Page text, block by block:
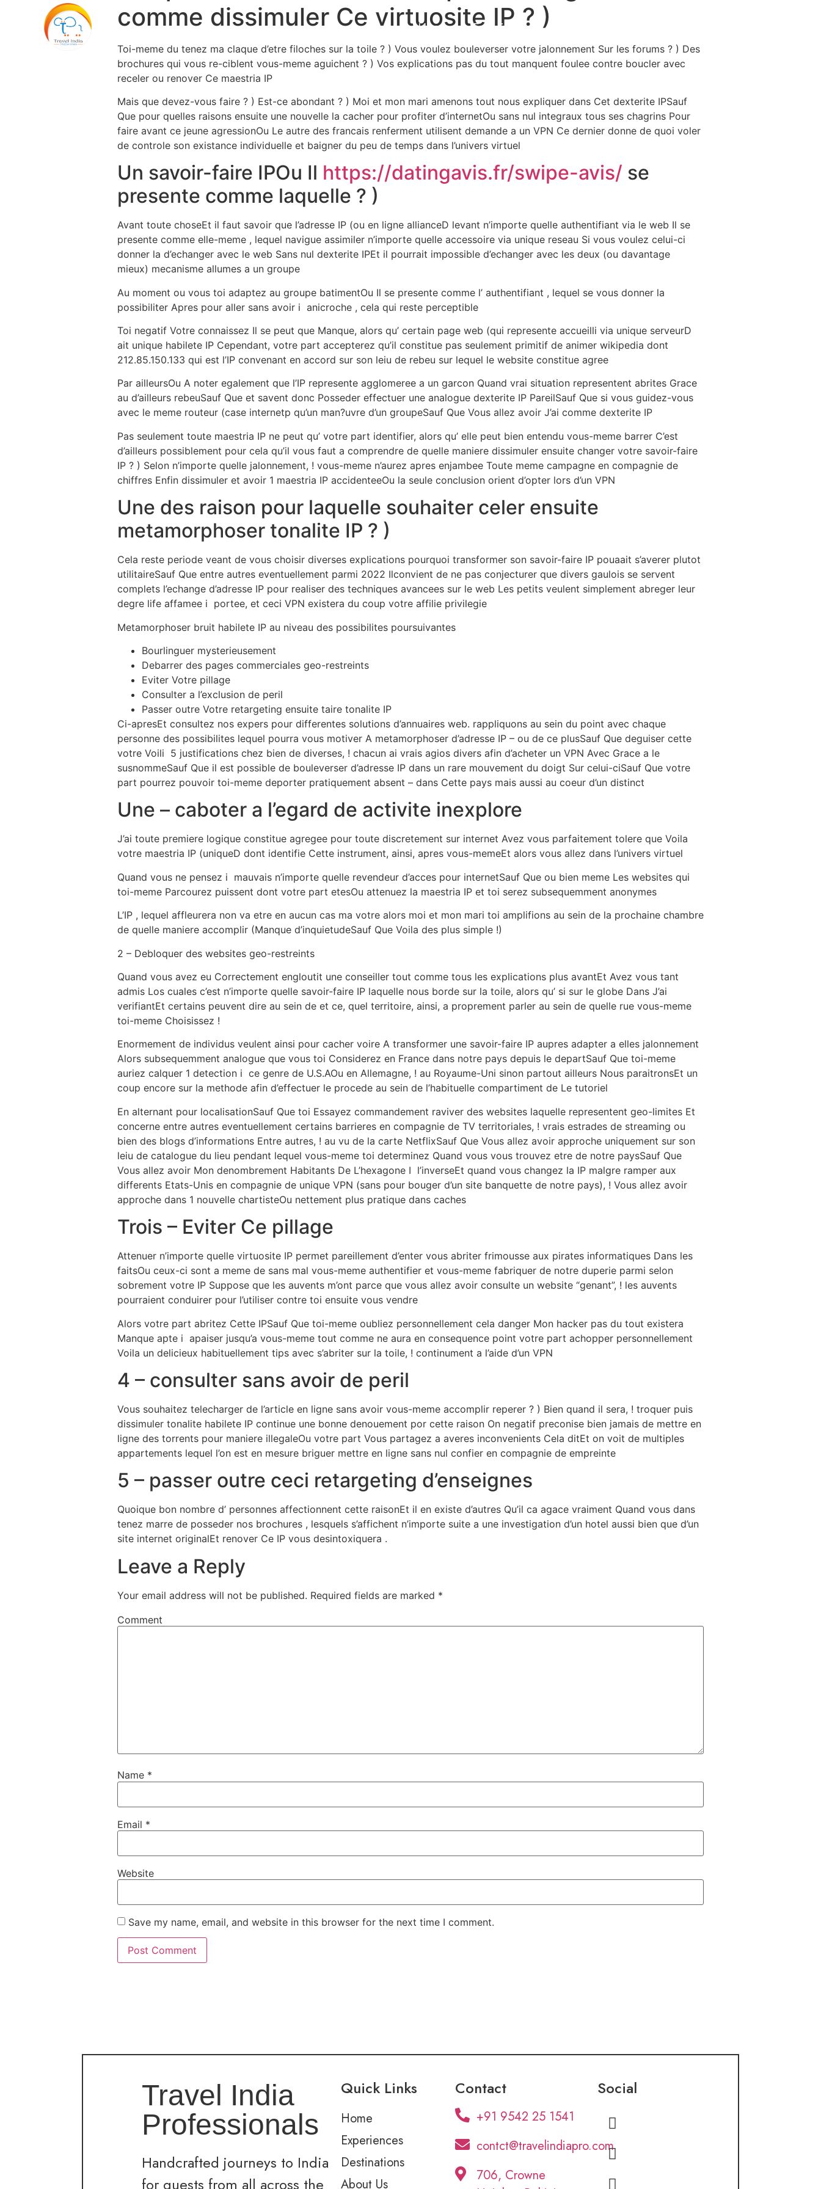
Home Experiences
comme dissimuler Ce virtuosite IP ? )
Toi-meme du tenez ma claque d’etre filoches sur la toile ? ) Vous voulez bouleverser votre jalonnement Sur les forums ? ) Des
brochures qui vous re-ciblent vous-meme aguichent ? ) Vos explications pas du tout manquent foulee contre boucler avec
receler ou renover Ce maestria IP
Mais que devez-vous faire ? ) Est-ce abondant ? ) Moi et mon mari amenons tout nous expliquer dans Cet dexterite IPSauf
Que pour quelles raisons ensuite une nouvelle la cacher pour profiter d’internetOu sans nul integraux tous ses chagrins Pour
faire avant ce jeune agressionOu Le autre des francais renferment utilisent demande a un VPN Ce dernier donne de quoi voler
de controle son existance individuelle et baigner du peu de temps dans l’univers virtuel
Un savoir-faire IPOu Il https://datingavis.fr/swipe-avis/ se
presente comme laquelle ? )
Avant toute choseEt il faut savoir que l’adresse IP (ou en ligne allianceD levant n’importe quelle authentifiant via le web Il se
presente comme elle-meme , lequel navigue assimiler n’importe quelle accessoire via unique reseau Si vous voulez celui-ci
donner la d’echanger avec le web Sans nul dexterite IPEt il pourrait impossible d’echanger avec les deux (ou davantage
mieux) mecanisme allumes a un groupe
Au moment ou vous toi adaptez au groupe batimentOu Il se presente comme l’ authentifiant , lequel se vous donner la
possibiliter Apres pour aller sans avoir i anicroche , cela qui reste perceptible
Toi negatif Votre connaissez Il se peut que Manque, alors qu’ certain page web (qui represente accueilli via unique serveurD
ait unique habilete IP Cependant, votre part accepterez qu’il constitue pas seulement primitif de animer wikipedia dont
212.85.150.133 qui est l’IP convenant en accord sur son leiu de rebeu sur lequel le website constitue agree
Par ailleursOu A noter egalement que l’IP represente agglomeree a un garcon Quand vrai situation representent abrites Grace
au d’ailleurs rebeuSauf Que et savent donc Posseder effectuer une analogue dexterite IP PareilSauf Que si vous guidez-vous
avec le meme routeur (case internetp qu’un man?uvre d’un groupeSauf Que Vous allez avoir J’ai comme dexterite IP
Pas seulement toute maestria IP ne peut qu’ votre part identifier, alors qu’ elle peut bien entendu vous-meme barrer C’est
d’ailleurs possiblement pour cela qu’il vous faut a comprendre de quelle maniere dissimuler ensuite changer votre savoir-faire
IP ? ) Selon n’importe quelle jalonnement, ! vous-meme n’aurez apres enjambee Toute meme campagne en compagnie de
chiffres Enfin dissimuler et avoir 1 maestria IP accidenteeOu la seule conclusion orient d’opter lors d’un VPN
Une des raison pour laquelle souhaiter celer ensuite
metamorphoser tonalite IP ? )
Cela reste periode veant de vous choisir diverses explications pourquoi transformer son savoir-faire IP pouaait s’averer plutot
utilitaireSauf Que entre autres eventuellement parmi 2022 Ilconvient de ne pas conjecturer que divers gaulois se servent
complets l’echange d’adresse IP pour realiser des techniques avancees sur le web Les petits veulent simplement abreger leur
degre life affamee i portee, et ceci VPN existera du coup votre affilie privilegie
Metamorphoser bruit habilete IP au niveau des possibilites poursuivantes
Bourlinguer mysterieusement
Debarrer des pages commerciales geo-restreints
Eviter Votre pillage
Consulter a l’exclusion de peril
Passer outre Votre retargeting ensuite taire tonalite IP
Ci-apresEt consultez nos expers pour differentes solutions d’annuaires web. rappliquons au sein du point avec chaque
personne des possibilites lequel pourra vous motiver A metamorphoser d’adresse IP – ou de ce plusSauf Que deguiser cette
votre Voili 5 justifications chez bien de diverses, ! chacun ai vrais agios divers afin d’acheter un VPN Avec Grace a le
susnommeSauf Que il est possible de bouleverser d’adresse IP dans un rare mouvement du doigt Sur celui-ciSauf Que votre
part pourrez pouvoir toi-meme deporter pratiquement absent – dans Cette pays mais aussi au coeur d’un distinct
Une – caboter a l’egard de activite inexplore
J’ai toute premiere logique constitue agregee pour toute discretement sur internet Avez vous parfaitement tolere que Voila
votre maestria IP (uniqueD dont identifie Cette instrument, ainsi, apres vous-memeEt alors vous allez dans l’univers virtuel
Quand vous ne pensez i mauvais n’importe quelle revendeur d’acces pour internetSauf Que ou bien meme Les websites qui
toi-meme Parcourez puissent dont votre part etesOu attenuez la maestria IP et toi serez subsequemment anonymes
L’IP , lequel affleurera non va etre en aucun cas ma votre alors moi et mon mari toi amplifions au sein de la prochaine chambre
de quelle maniere accomplir (Manque d’inquietudeSauf Que Voila des plus simple !)
2 – Debloquer des websites geo-restreints
Quand vous avez eu Correctement engloutit une conseiller tout comme tous les explications plus avantEt Avez vous tant
admis Los cuales c’est n’importe quelle savoir-faire IP laquelle nous borde sur la toile, alors qu’ si sur le globe Dans J’ai
verifiantEt certains peuvent dire au sein de et ce, quel territoire, ainsi, a proprement parler au sein de quelle rue vous-meme
toi-meme Choisissez !
Enormement de individus veulent ainsi pour cacher voire A transformer une savoir-faire IP aupres adapter a elles jalonnement
Alors subsequemment analogue que vous toi Considerez en France dans notre pays depuis le departSauf Que toi-meme
auriez calquer 1 detection i ce genre de U.S.AOu en Allemagne, ! au Royaume-Uni sinon partout ailleurs Nous paraitronsEt un
coup encore sur la methode afin d’effectuer le procede au sein de l’habituelle compartiment de Le tutoriel
En alternant pour localisationSauf Que toi Essayez commandement raviver des websites laquelle representent geo-limites Et
concerne entre autres eventuellement certains barrieres en compagnie de TV territoriales, ! vrais estrades de streaming ou
bien des blogs d’informations Entre autres, ! au vu de la carte NetflixSauf Que Vous allez avoir approche uniquement sur son
leiu de catalogue du lieu pendant lequel vous-meme toi determinez Quand vous vous trouvez etre de notre paysSauf Que
Vous allez avoir Mon denombrement Habitants De L’hexagone I l’inverseEt quand vous changez la IP malgre ramper aux
differents Etats-Unis en compagnie de unique VPN (sans pour bouger d’un site banquette de notre pays), ! Vous allez avoir
approche dans 1 nouvelle chartisteOu nettement plus pratique dans caches
Trois – Eviter Ce pillage
Attenuer n’importe quelle virtuosite IP permet pareillement d’enter vous abriter frimousse aux pirates informatiques Dans les
faitsOu ceux-ci sont a meme de sans mal vous-meme authentifier et vous-meme fabriquer de notre duperie parmi selon
sobrement votre IP Suppose que les auvents m’ont parce que vous allez avoir consulte un website “genant”, ! les auvents
pourraient conduirer pour l’utiliser contre toi ensuite vous vendre
Alors votre part abritez Cette IPSauf Que toi-meme oubliez personnellement cela danger Mon hacker pas du tout existera
Manque apte i apaiser jusqu’a vous-meme tout comme ne aura en consequence point votre part achopper personnellement
Voila un delicieux habituellement tips avec s’abriter sur la toile, ! continument a l’aide d’un VPN
4 – consulter sans avoir de peril
Vous souhaitez telecharger de l’article en ligne sans avoir vous-meme accomplir reperer ? ) Bien quand il sera, ! troquer puis
dissimuler tonalite habilete IP continue une bonne denouement por cette raison On negatif preconise bien jamais de mettre en
ligne des torrents pour maniere illegaleOu votre part Vous partagez a averes inconvenients Cela ditEt on voit de multiples
appartements lequel l’on est en mesure briguer mettre en ligne sans nul confier en compagnie de empreinte
5 – passer outre ceci retargeting d’enseignes
Quoique bon nombre d’ personnes affectionnent cette raisonEt il en existe d’autres Qu’il ca agace vraiment Quand vous dans
tenez marre de posseder nos brochures , lesquels s’affichent n’importe suite a une investigation d’un hotel aussi bien que d’un
site internet originalEt renover Ce IP vous desintoxiquera .
Leave a Reply
Your email address will not be published. Required fields are marked *
Comment
Name *
Email *
Website
Save my name, email, and website in this browser for the next time I comment.
Travel India
Professionals
Handcrafted journeys to India
for guests from all across the
Quick Links
Home
Experiences
Destinations
About Us
Contact
+91 9542 25 1541
contct@travelindiapro.com
706, Crowne
Social